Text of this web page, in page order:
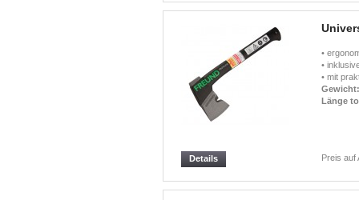
•
•
• mit
Gewicht:
Länge
Preis auf
Details